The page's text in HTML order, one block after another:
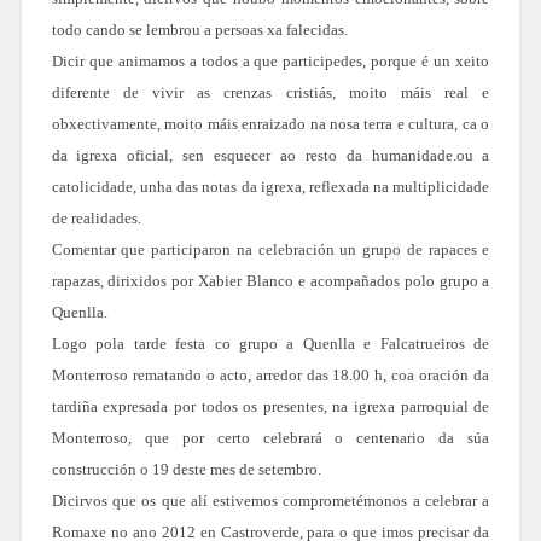
todo cando se lembrou a persoas xa falecidas.
Dicir que animamos a todos a que participedes, porque é un xeito
diferente de vivir as crenzas cristiás, moito máis real e
obxectivamente, moito máis enraizado na nosa terra e cultura, ca o
da igrexa oficial, sen esquecer ao resto da humanidade.ou a
catolicidade, unha das notas da igrexa, reflexada na multiplicidade
de realidades.
Comentar que participaron na celebración un grupo de rapaces e
rapazas, dirixidos por Xabier Blanco e acompañados polo grupo a
Quenlla.
Logo pola tarde festa co grupo a Quenlla e Falcatrueiros de
Monterroso rematando o acto, arredor das 18.00 h, coa oración da
tardiña expresada por todos os presentes, na igrexa parroquial de
Monterroso, que por certo celebrará o centenario da súa
construcción o 19 deste mes de setembro.
Dicirvos que os que alí estivemos comprometémonos a celebrar a
Romaxe no ano 2012 en Castroverde, para o que imos precisar da